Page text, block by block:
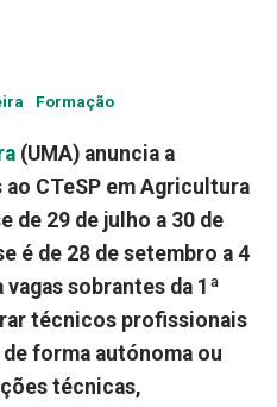
Formação
(UMA) anuncia a
CTeSP em Agricultura
de 29 de julho a 30 de
é de 28 de setembro a 4
sobrantes da 1ª
técnicos profissionais
forma autónoma ou
técnicas,